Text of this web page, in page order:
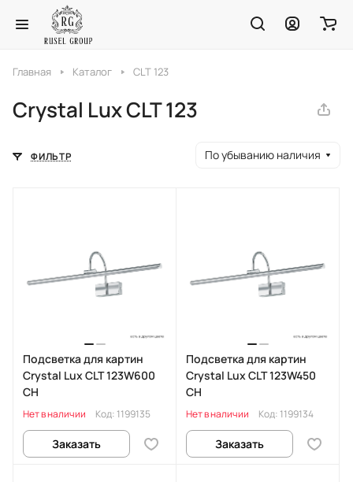
Главная Каталог CLT 123
Crystal Lux CLT 123
ФИЛЬТР По убыванию наличия
Подсветка для картин
Crystal Lux CLT 123W600
CH
Нет в наличии Код: 1199135
Заказать
Подсветка для картин
Crystal Lux CLT 123W450
CH
Нет в наличии Код: 1199134
Заказать